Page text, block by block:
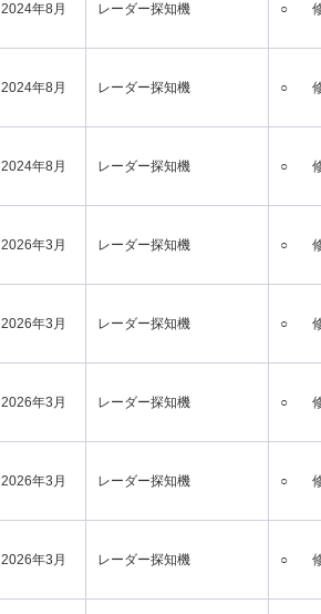
2024年8月 レーダー探知機 ○
2024年8月 レーダー探知機 ○
2024年8月 レーダー探知機 ○
2026年3月 レーダー探知機 ○
2026年3月 レーダー探知機 ○
2026年3月 レーダー探知機 ○
2026年3月 レーダー探知機 ○
2026年3月 レーダー探知機 ○